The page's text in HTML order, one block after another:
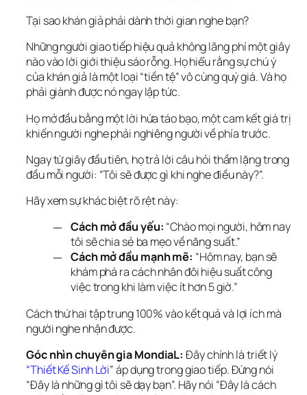
Tại sao khán giả phải dành thời gian nghe bạn?
Những người giao tiếp hiệu quả không lãng phí một giây
nào vào lời giới thiệu sáo rỗng. Họ hiểu rằng sự chú ý
của khán giả là một loại “tiền tệ” vô cùng quý giá. Và họ
phải giành được nó ngay lập tức.
Họ mở đầu bằng một lời hứa táo bạo, một cam kết giá trị
khiến người nghe phải nghiêng người về phía trước.
Ngay từ giây đầu tiên, họ trả lời câu hỏi thầm lặng trong
đầu mỗi người: “Tôi sẽ được gì khi nghe điều này?”.
Hãy xem sự khác biệt rõ rệt này:
Cách mở đầu yếu: “Chào mọi người, hôm nay
tôi sẽ chia sẻ ba mẹo về năng suất.”
Cách mở đầu mạnh mẽ: “Hôm nay, bạn sẽ
khám phá ra cách nhân đôi hiệu suất công
việc trong khi làm việc ít hơn 5 giờ.”
Cách thứ hai tập trung 100% vào kết quả và lợi ích mà
người nghe nhận được.
Góc nhìn chuyên gia MondiaL:
“Thiết Kế Sinh Lời” áp dụng trong giao tiếp. Đừng nói
“Đây là những gì tôi sẽ dạy bạn”. Hãy nói “Đây là cách